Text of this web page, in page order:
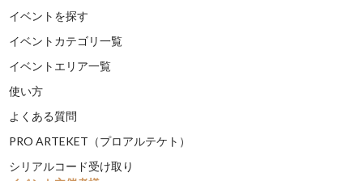
イベントを探す
イベントカテゴリ一覧
イベントエリア一覧
使い方
よくある質問
PRO ARTEKET（プロアルテケト）
シリアルコード受け取り